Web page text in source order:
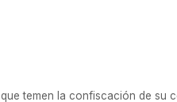
temen la confiscación de su